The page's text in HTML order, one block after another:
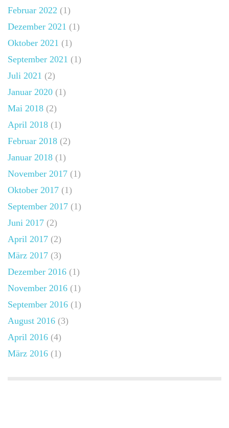
Februar 2022 (1)
Dezember 2021 (1)
Oktober 2021 (1)
September 2021 (1)
Juli 2021 (2)
Januar 2020 (1)
Mai 2018 (2)
April 2018 (1)
Februar 2018 (2)
Januar 2018 (1)
November 2017 (1)
Oktober 2017 (1)
September 2017 (1)
Juni 2017 (2)
April 2017 (2)
März 2017 (3)
Dezember 2016 (1)
November 2016 (1)
September 2016 (1)
August 2016 (3)
April 2016 (4)
März 2016 (1)